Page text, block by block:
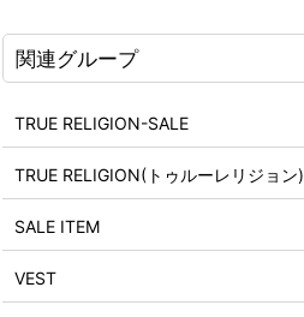
関連グループ
TRUE RELIGION-SALE
TRUE RELIGION(トゥルーレリジョン)
SALE ITEM
VEST